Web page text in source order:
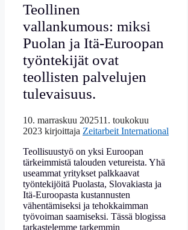
Teollinen
vallankumous: miksi
Puolan ja Itä-Euroopan
työntekijät ovat
teollisten palvelujen
tulevaisuus.
10. marraskuu 202511. toukokuu
2023 kirjoittaja Zeitarbeit International
Teollisuustyö on yksi Euroopan
tärkeimmistä talouden vetureista. Yhä
useammat yritykset palkkaavat
työntekijöitä Puolasta, Slovakiasta ja
Itä-Euroopasta kustannusten
vähentämiseksi ja tehokkaimman
työvoiman saamiseksi. Tässä blogissa
tarkastelemme tarkemmin